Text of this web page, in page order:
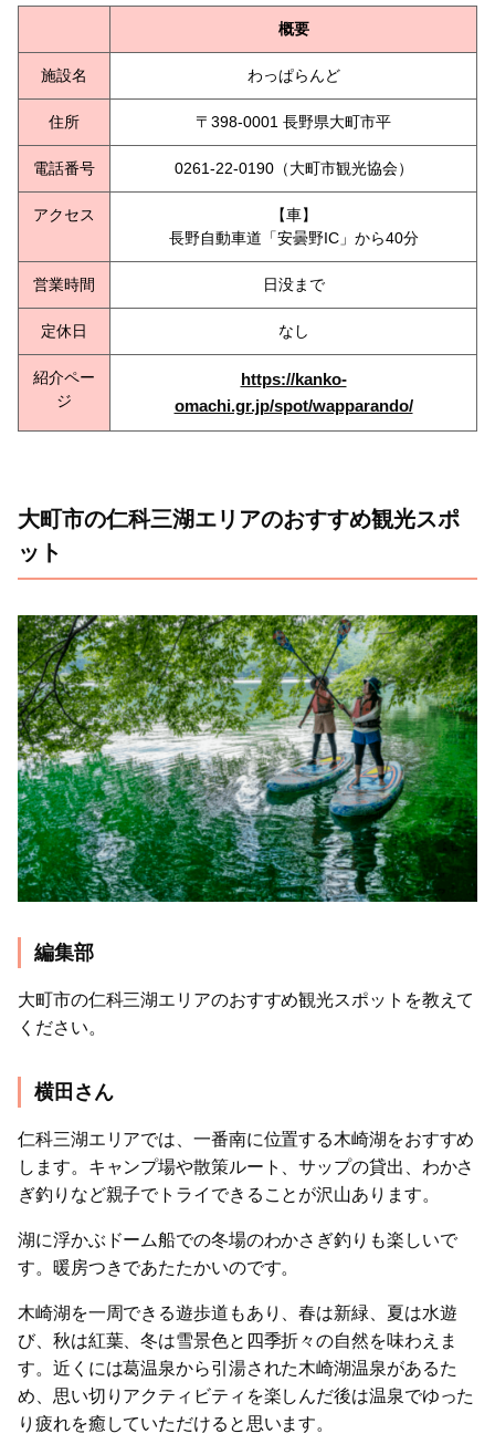
概要
施設名 わっぱらんど
住所 〒398-0001 長野県大町市平
電話番号 0261-22-0190（大町市観光協会）
アクセス
【車】
長野自動車道「安曇野IC」から40分
営業時間 日没まで
定休日 なし
紹介ペー
ジ
https://kanko-
omachi.gr.jp/spot/wapparando/
大町市の仁科三湖エリアのおすすめ観光スポ
ット
編集部
大町市の仁科三湖エリアのおすすめ観光スポットを教えて
ください。
横田さん
仁科三湖エリアでは、一番南に位置する木崎湖をおすすめ
します。キャンプ場や散策ルート、サップの貸出、わかさ
ぎ釣りなど親子でトライできることが沢山あります。
湖に浮かぶドーム船での冬場のわかさぎ釣りも楽しいで
す。暖房つきであたたかいのです。
木崎湖を一周できる遊歩道もあり、春は新緑、夏は水遊
び、秋は紅葉、冬は雪景色と四季折々の自然を味わえま
す。近くには葛温泉から引湯された木崎湖温泉があるた
め、思い切りアクティビティを楽しんだ後は温泉でゆった
り疲れを癒していただけると思います。